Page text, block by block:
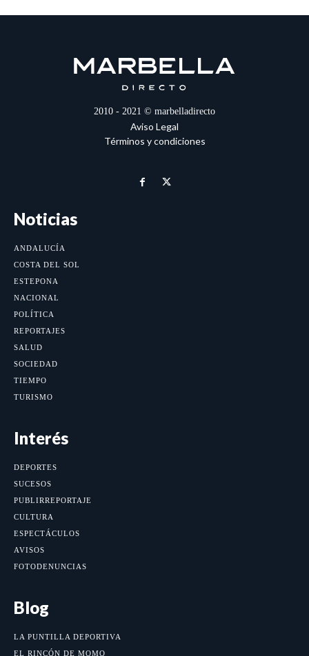
2010 - 2021 © marbelladirecto
Aviso Legal
Términos y condiciones
Noticias
ANDALUCÍA
COSTA DEL SOL
ESTEPONA
NACIONAL
POLÍTICA
REPORTAJES
SALUD
SOCIEDAD
TIEMPO
TURISMO
Interés
DEPORTES
SUCESOS
PUBLIRREPORTAJE
CULTURA
ESPECTÁCULOS
AVISOS
FOTODENUNCIAS
Blog
LA PUNTILLA DEPORTIVA
EL RINCÓN DE MOMO